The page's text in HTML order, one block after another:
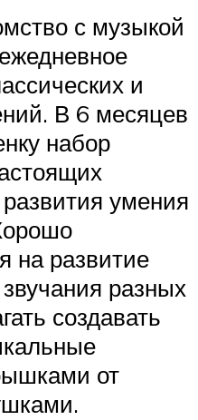
с музыкой
и
В 6 месяцев
набор
умения
на развитие
разных
создавать
от